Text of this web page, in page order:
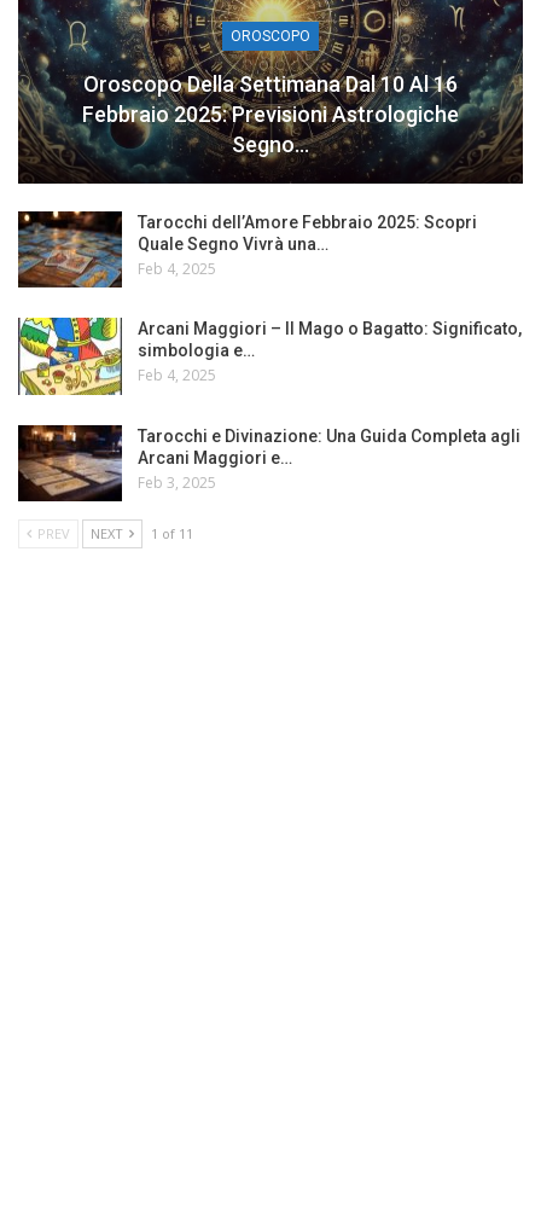
OROSCOPO
Oroscopo Della Settimana Dal 10 Al 16
Febbraio 2025: Previsioni Astrologiche
Segno…
Tarocchi dell’Amore Febbraio 2025: Scopri
Quale Segno Vivrà una…
Feb 4, 2025
Arcani Maggiori – Il Mago o Bagatto: Significato,
simbologia e…
Feb 4, 2025
Tarocchi e Divinazione: Una Guida Completa agli
Arcani Maggiori e…
Feb 3, 2025
PREV NEXT 1 of 11